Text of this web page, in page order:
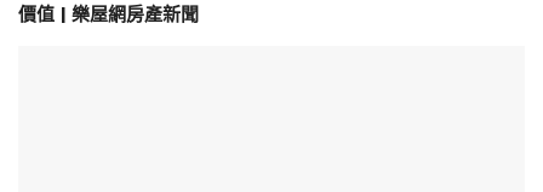
價值 | 樂屋網房產新聞